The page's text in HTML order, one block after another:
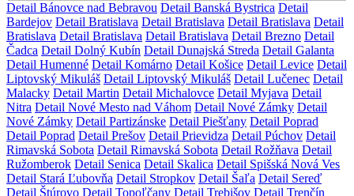
Detail Bánovce nad Bebravou Detail Banská Bystrica Detail
Bardejov Detail Bratislava Detail Bratislava Detail Bratislava Detail
Bratislava Detail Bratislava Detail Bratislava Detail Brezno Detail
Čadca Detail Dolný Kubín Detail Dunajská Streda Detail Galanta
Detail Humenné Detail Komárno Detail Košice Detail Levice Detail
Liptovský Mikuláš Detail Liptovský Mikuláš Detail Lučenec Detail
Malacky Detail Martin Detail Michalovce Detail Myjava Detail
Nitra Detail Nové Mesto nad Váhom Detail Nové Zámky Detail
Nové Zámky Detail Partizánske Detail Piešťany Detail Poprad
Detail Poprad Detail Prešov Detail Prievidza Detail Púchov Detail
Rimavská Sobota Detail Rimavská Sobota Detail Rožňava Detail
Ružomberok Detail Senica Detail Skalica Detail Spišská Nová Ves
Detail Stará Ľubovňa Detail Stropkov Detail Šaľa Detail Sereď
Detail Štúrovo Detail Topoľčany Detail Trebišov Detail Trenčín